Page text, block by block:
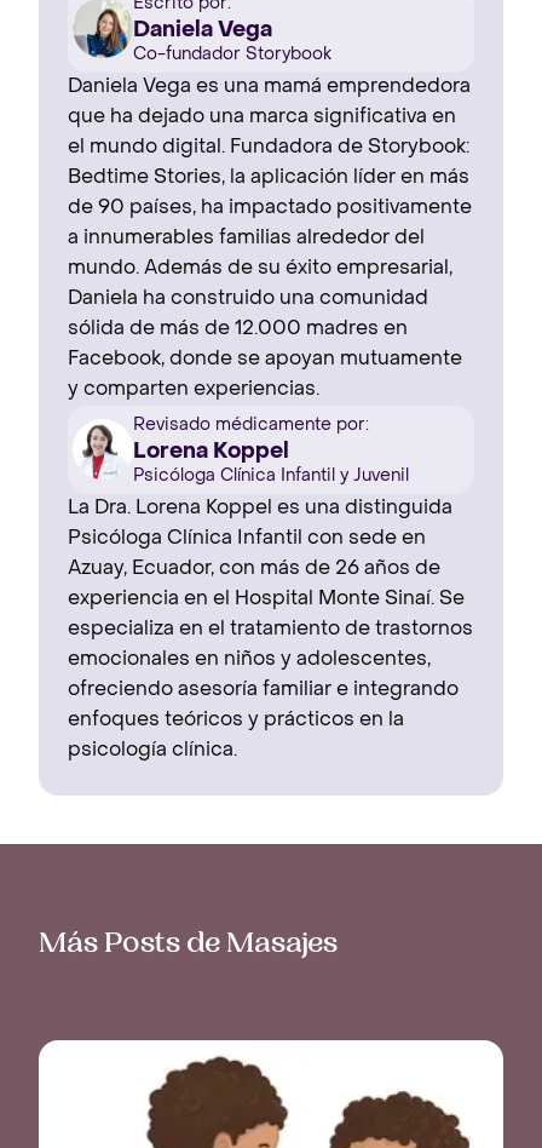
Escrito por:
Daniela Vega
Co-fundador Storybook
Daniela Vega es una mamá emprendedora
que ha dejado una marca significativa en
el mundo digital. Fundadora de Storybook:
Bedtime Stories, la aplicación líder en más
de 90 países, ha impactado positivamente
a innumerables familias alrededor del
mundo. Además de su éxito empresarial,
Daniela ha construido una comunidad
sólida de más de 12.000 madres en
Facebook, donde se apoyan mutuamente
y comparten experiencias.
Revisado médicamente por:
Lorena Koppel
Psicóloga Clínica Infantil y Juvenil
La Dra. Lorena Koppel es una distinguida
Psicóloga Clínica Infantil con sede en
Azuay, Ecuador, con más de 26 años de
experiencia en el Hospital Monte Sinaí. Se
especializa en el tratamiento de trastornos
emocionales en niños y adolescentes,
ofreciendo asesoría familiar e integrando
enfoques teóricos y prácticos en la
psicología clínica.
Más Posts de Masajes